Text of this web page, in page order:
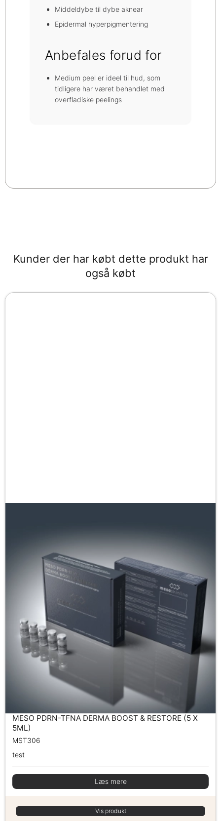
Middeldybe til dybe aknear
Epidermal hyperpigmentering
Anbefales forud for
Medium peel er ideel til hud, som
tidligere har været behandlet med
overfladiske peelings
Kunder der har købt dette produkt har
også købt
MESO PDRN-TFNA DERMA BOOST & RESTORE (5 X
5ML)
MST306
test
Læs mere
Vis produkt